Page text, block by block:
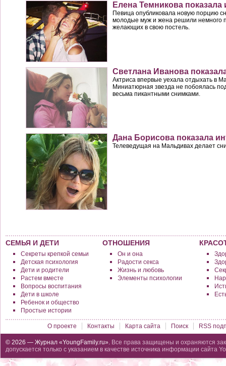
Елена Темникова
Певица опубликовала новую порцию
молодые муж и жена решили немного
желающих в свою постель.
Светлана Иванова
Актриса впервые уехала отдыхать в
Миниатюрная звезда не побоялась
весьма пикантными снимками.
Дана Борисова показала
Телеведущая на Мальдивах делает
СЕМЬЯ И ДЕТИ
Секреты крепкой семьи
Детская психология
Дети и родители
Растем вместе
Вопросы воспитания
Дети в школе
Ребенок и общество
Простые истории
ОТНОШЕНИЯ
Он и она
Радости секса
Жизнь и любовь
Элементы психологии
О проекте Контакты Карта сайта Поиск RSS
© 2026 — Журнал «YoungFamily.ru». Все права защищены и охраняются
допускается только с указанием в качестве источника информации сайта